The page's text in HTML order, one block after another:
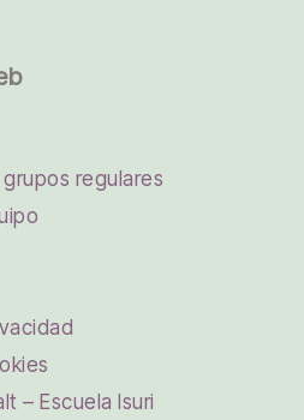
regulares
– Escuela Isuri